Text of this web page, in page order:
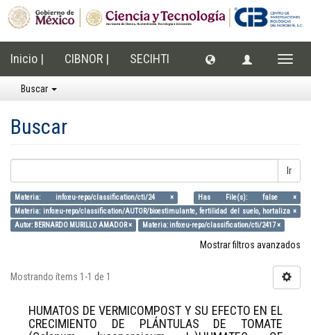
Inicio | CIBNOR | SECIHTI
Buscar
Buscar
Ir
Materia: info:eu-repo/classification/cti/24 ×
Has File(s): false ×
Materia: info:eu-repo/classification/AUTOR/bioestimulante, fertilidad del suelo, hortaliza ×
Autor: BERNARDO MURILLO AMADOR ×
Materia: info:eu-repo/classification/cti/2417 ×
Mostrar filtros avanzados
Mostrando ítems 1-1 de 1
HUMATOS DE VERMICOMPOST Y SU EFECTO EN EL
CRECIMIENTO DE PLÁNTULAS DE TOMATE